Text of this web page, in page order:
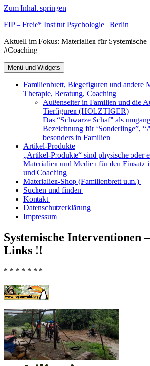
Zum Inhalt springen
FIP – Freie* Institut Psychologie | Berlin
Aktuell im Fokus: Materialien für Systemische
#Coaching
Menü und Widgets
Familienbrett, Biegefiguren und andere
Therapie, Beratung, Coaching |
Außenseiter in Familien und die
Tierfiguren (HOLZTIGER)
Das “Schwarze Schaf” als
Bezeichnung für ‘Sonderlinge”,
besonders in Familien
Artikel-Produkte
„Artikel-Produkte“ sind physische oder
Materialien und Medien für den Einsatz
und Coaching
Materialien-Shop (Familienbrett u.m.) |
Suchen und finden |
Kontakt |
Datenschutzerklärung
Impressum
Systemische Interventionen
Links !!
* * * * * * *